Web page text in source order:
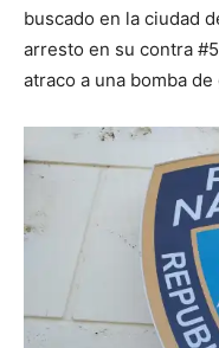
buscado en la ciudad
arresto en su contra
atraco a una bomba